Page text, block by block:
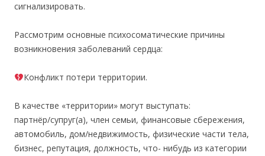
сигнализировать.
Рассмотрим основные психосоматические причины
возникновения заболеваний сердца:
Конфликт потери территории.
В качестве «территории» могут выступать:
партнёр/супруг(а), член семьи, финансовые сбережения,
автомобиль, дом/недвижимость, физические части тела,
бизнес, репутация, должность, что- нибудь из категории